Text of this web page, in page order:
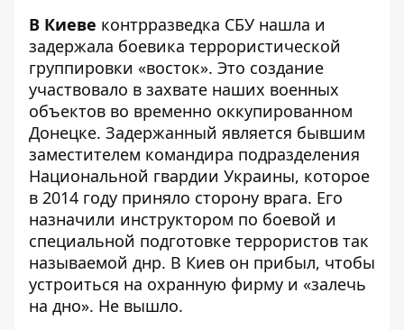
В Киеве контрразведка СБУ нашла и
задержала боевика террористической
группировки «восток». Это создание
участвовало в захвате наших военных
объектов во временно оккупированном
Донецке. Задержанный является бывшим
заместителем командира подразделения
Национальной гвардии Украины, которое
в 2014 году приняло сторону врага. Его
назначили инструктором по боевой и
специальной подготовке террористов так
называемой днр. В Киев он прибыл, чтобы
устроиться на охранную фирму и «залечь
на дно». Не вышло.